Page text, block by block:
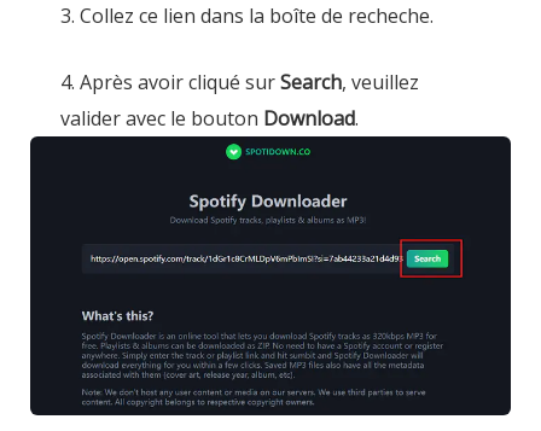
3. Collez ce lien dans la boîte de recheche.
4. Après avoir cliqué surSearch, veuillez
valider avec le bouton Download.